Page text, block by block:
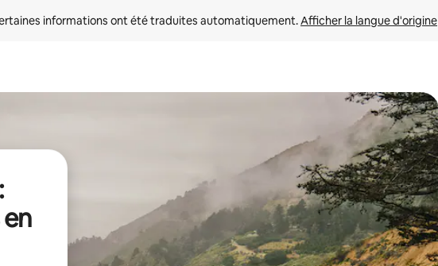
informations ont été traduites automatiquement. Afficher la langue d'origine